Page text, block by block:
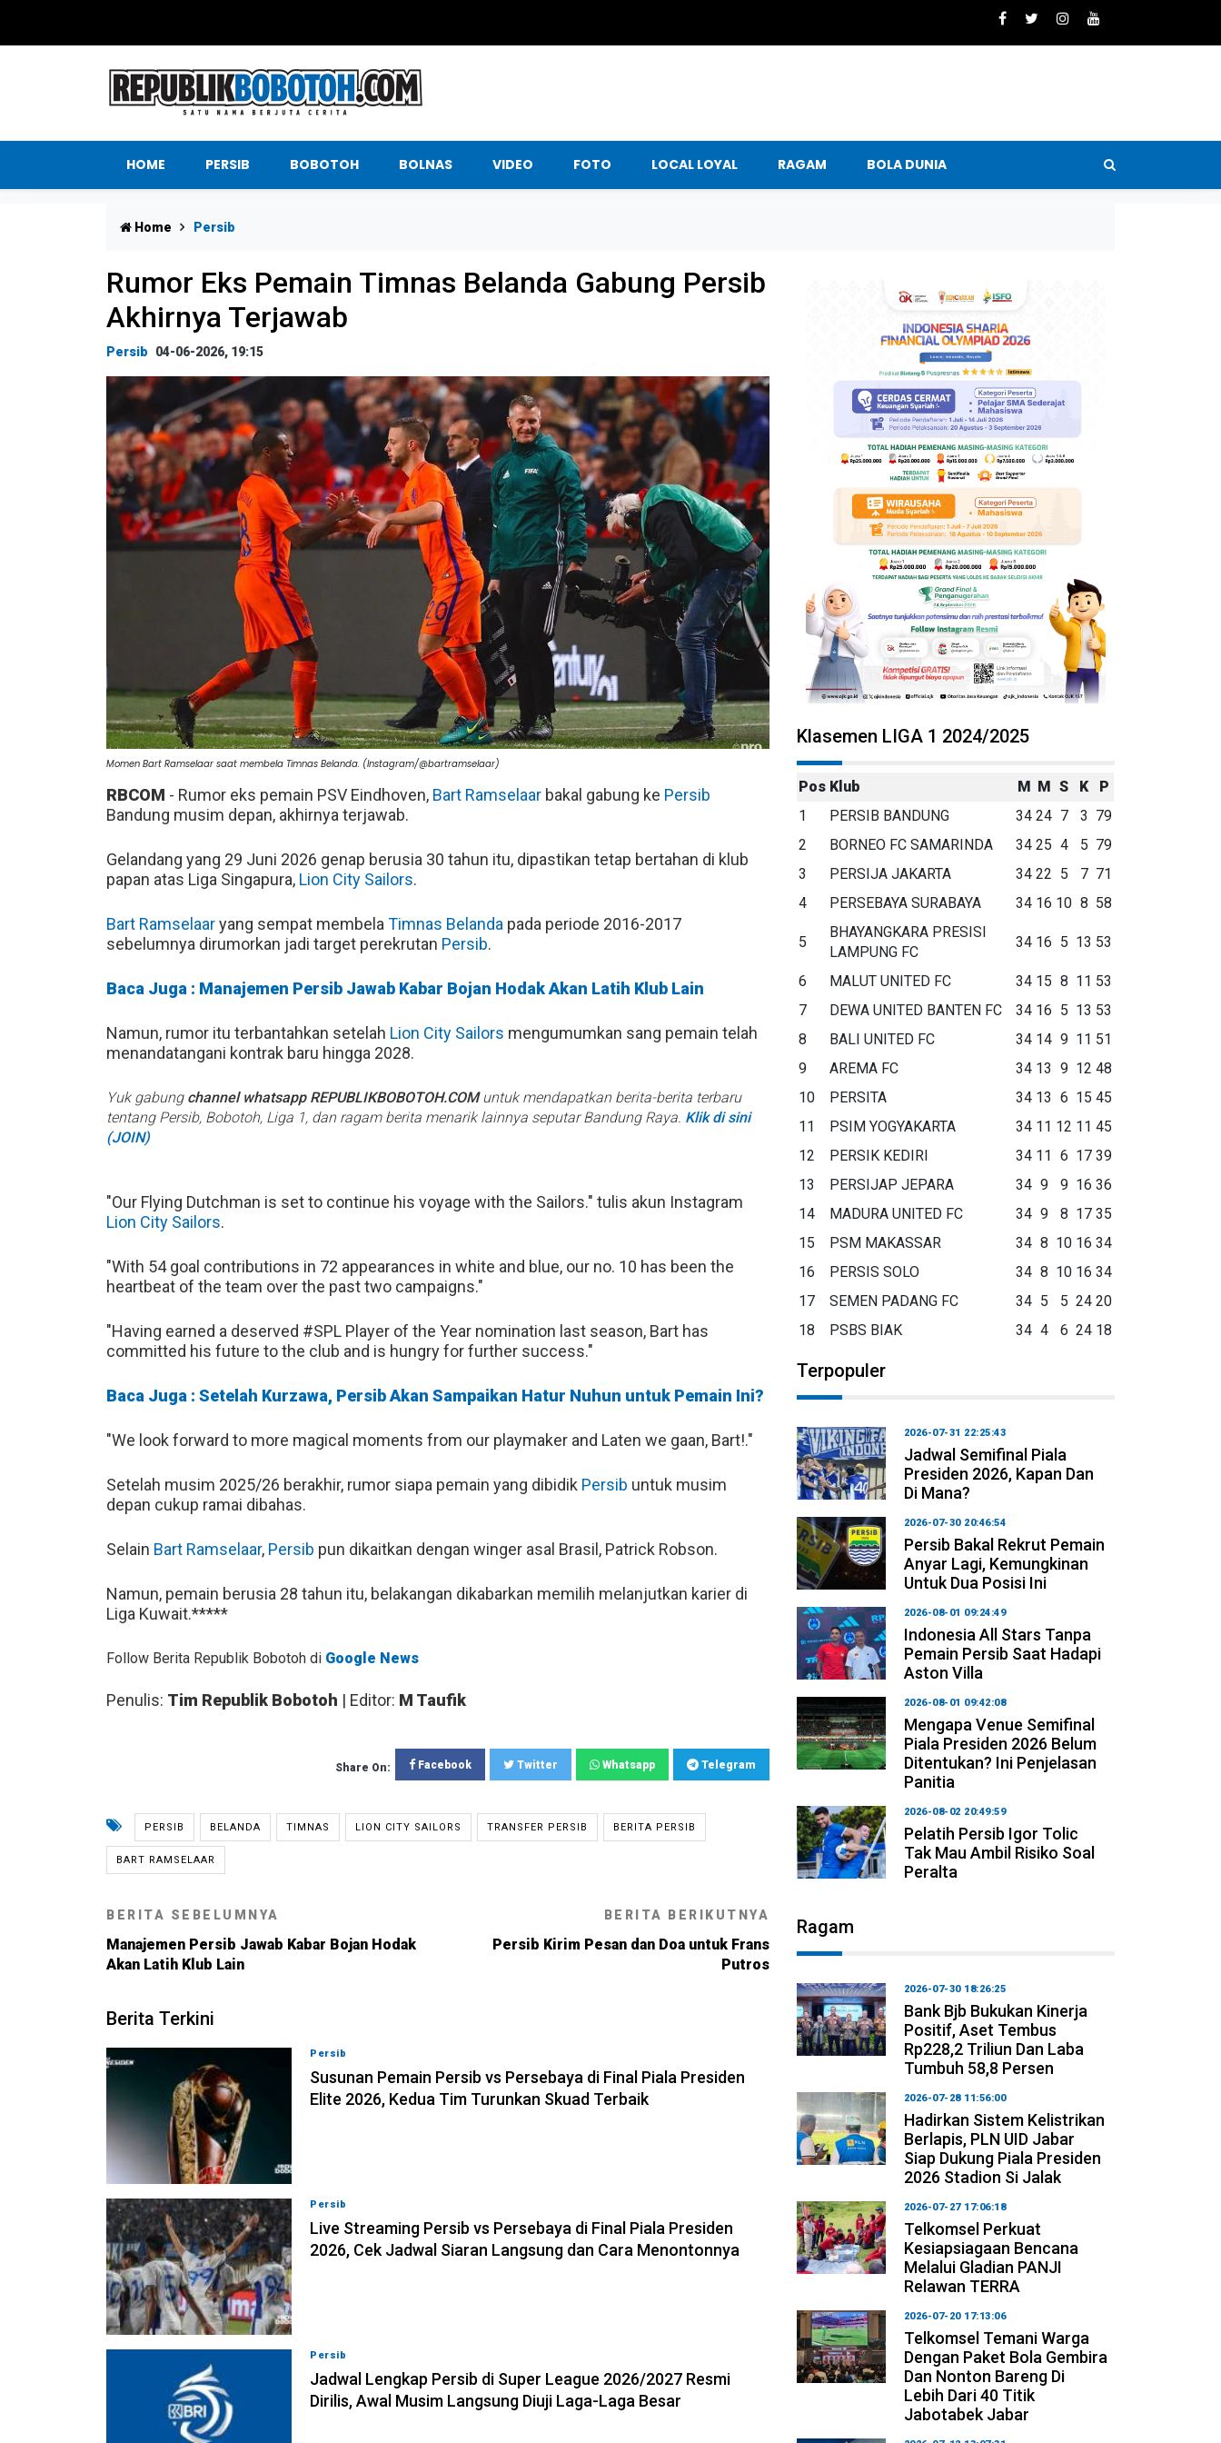
HOME PERSIB BOBOTOH BOLNAS VIDEO FOTO LOCAL LOYAL RAGAM BOLA DUNIA
Home Persib
Rumor Eks Pemain Timnas Belanda Gabung Persib
Akhirnya Terjawab
Persib 04-06-2026, 19:15
Momen Bart Ramselaar saat membela Timnas Belanda. (Instagram/@bartramselaar)
RBCOM - Rumor eks pemain PSV Eindhoven, Bart Ramselaar bakal gabung ke Persib
Bandung musim depan, akhirnya terjawab.
Gelandang yang 29 Juni 2026 genap berusia 30 tahun itu, dipastikan tetap bertahan di klub
papan atas Liga Singapura, Lion City Sailors.
Bart Ramselaaryang sempat membela Timnas Belanda pada periode 2016-2017
sebelumnya dirumorkan jadi target perekrutan Persib.
Baca Juga : Manajemen Persib Jawab Kabar Bojan Hodak Akan Latih Klub Lain
Namun, rumor itu terbantahkan setelah Lion City Sailors mengumumkan sang pemain telah
menandatangani kontrak baru hingga 2028.
Yuk gabung channel whatsapp REPUBLIKBOBOTOH.COMuntuk mendapatkan berita-berita terbaru
tentang Persib, Bobotoh, Liga 1, dan ragam berita menarik lainnya seputar Bandung Raya. Klik di sini
(JOIN)
"Our Flying Dutchman is set to continue his voyage with the Sailors." tulis akun Instagram
Lion City Sailors.
"With 54 goal contributions in 72 appearances in white and blue, our no. 10 has been the
heartbeat of the team over the past two campaigns."
"Having earned a deserved #SPL Player of the Year nomination last season, Bart has
committed his future to the club and is hungry for further success."
Baca Juga : Setelah Kurzawa, Persib Akan Sampaikan Hatur Nuhun untuk Pemain Ini?
"We look forward to more magical moments from our playmaker and Laten we gaan, Bart!."
Setelah musim 2025/26 berakhir, rumor siapa pemain yang dibidik Persib untuk musim
depan cukup ramai dibahas.
Selain Bart Ramselaar, Persib pun dikaitkan dengan winger asal Brasil, Patrick Robson.
Namun, pemain berusia 28 tahun itu, belakangan dikabarkan memilih melanjutkan karier di
Liga Kuwait.*****
Follow Berita Republik Bobotoh di Google News
Penulis: Tim Republik Bobotoh | Editor: M Taufik
Share On: Facebook Twitter Whatsapp Telegram
PERSIB BELANDA TIMNAS LION CITY SAILORS TRANSFER PERSIB BERITA PERSIB
BART RAMSELAAR
BERITA SEBELUMNYA
Manajemen Persib Jawab Kabar Bojan Hodak
Akan Latih Klub Lain
BERITA BERIKUTNYA
Persib Kirim Pesan dan Doa untuk Frans
Putros
Berita Terkini
Persib
Susunan Pemain Persib vs Persebaya di Final Piala Presiden
Elite 2026, Kedua Tim Turunkan Skuad Terbaik
Persib
Live Streaming Persib vs Persebaya di Final Piala Presiden
2026, Cek Jadwal Siaran Langsung dan Cara Menontonnya
Persib
Jadwal Lengkap Persib di Super League 2026/2027 Resmi
Dirilis, Awal Musim Langsung Diuji Laga-Laga Besar
Klasemen LIGA 1 2024/2025
Pos Klub M M S K
P
1
PERSIB BANDUNG 34 24 7 3 79
2
BORNEO FC SAMARINDA 34 25 4 5 79
3
PERSIJA JAKARTA 34 22 5 7 71
4
PERSEBAYA SURABAYA 34 16 10 8 58
5
BHAYANGKARA PRESISI
LAMPUNG FC
34 16 5 13 53
6 MALUT UNITED FC 34 15 8 11 53
7
DEWA UNITED BANTEN FC 34 16 5 13 53
8
BALI UNITED FC 34 14 9 11 51
9
AREMA FC 34 13 9 12 48
10
PERSITA 34 13 6 15 45
11
PSIM YOGYAKARTA 34 11 12 11 45
12
PERSIK KEDIRI 34 11 6 17 39
13
PERSIJAP JEPARA 34 9 9 16 36
14
MADURA UNITED FC 34 9 8 17 35
15
PSM MAKASSAR 34 8 10 16 34
16
PERSIS SOLO 34 8 10 16 34
17
SEMEN PADANG FC 34 5 5 24 20
18
PSBS BIAK 34 4 6 24 18
Terpopuler
2026-07-31 22:25:43
Jadwal Semifinal Piala
Presiden 2026, Kapan Dan
Di Mana?
2026-07-30 20:46:54
Persib Bakal Rekrut Pemain
Anyar Lagi, Kemungkinan
Untuk Dua Posisi Ini
2026-08-01 09:24:49
Indonesia All Stars Tanpa
Pemain Persib Saat Hadapi
Aston Villa
2026-08-01 09:42:08
Mengapa Venue Semifinal
Piala Presiden 2026 Belum
Ditentukan? Ini Penjelasan
Panitia
2026-08-02 20:49:59
Pelatih Persib Igor Tolic
Tak Mau Ambil Risiko Soal
Peralta
Ragam
2026-07-30 18:26:25
Bank Bjb Bukukan Kinerja
Positif, Aset Tembus
Rp228,2 Triliun Dan Laba
Tumbuh 58,8 Persen
2026-07-28 11:56:00
Hadirkan Sistem Kelistrikan
Berlapis, PLN UID Jabar
Siap Dukung Piala Presiden
2026 Stadion Si Jalak
2026-07-27 17:06:18
Telkomsel Perkuat
Kesiapsiagaan Bencana
Melalui Gladian PANJI
Relawan TERRA
2026-07-20 17:13:06
Telkomsel Temani Warga
Dengan Paket Bola Gembira
Dan Nonton Bareng Di
Lebih Dari 40 Titik
Jabotabek Jabar